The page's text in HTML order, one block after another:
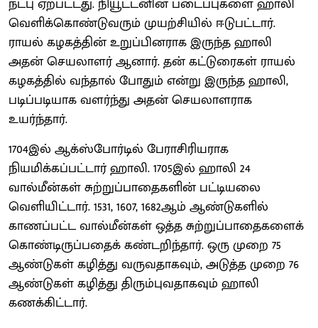
வெளிக்கொண்டுவரும் முயற்சியில் ஈடுபட்டார்.
ராயல் கழகத்தின் உறுப்பினராக இருந்த ஹாலி
அதன் செயலாளர் ஆனார். தன் கட்டுரைகள் ராயல்
கழகத்தில் வந்தால் போதும் என்று இருந்த ஹாலி,
படிப்படியாக வளர்ந்து அதன் செயலாளராக
உயர்ந்தார்.
1704இல் ஆக்ஸ்போர்டில் பேராசிரியராக
நியமிக்கப்பட்டார் ஹாலி. 1705இல் ஹாலி 24
வால்மீன்கள் சுற்றுப்பாதைகளின் பட்டியலை
வெளியிட்டார். 1531, 1607, 1682ஆம் ஆண்டுகளில்
காணப்பட்ட வால்மீன்கள் ஒத்த சுற்றுப்பாதைகளைக்
கொண்டிருப்பதைக் கண்டறிந்தார். ஒரு முறை 75
ஆண்டுகள் கழித்து வருவதாகவும், அடுத்த முறை 76
ஆண்டுகள் கழித்து திரும்புவதாகவும் ஹாலி
கணக்கிட்டார்.